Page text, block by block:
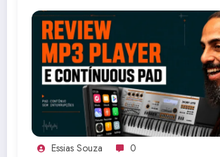
Essias Souza 0